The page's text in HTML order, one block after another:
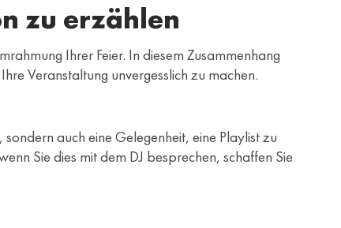
zu erzählen
Ihrer Feier. In diesem Zusammenhang
Veranstaltung unvergesslich zu machen.
auch eine Gelegenheit, eine Playlist zu
Sie dies mit dem DJ besprechen, schaffen Sie